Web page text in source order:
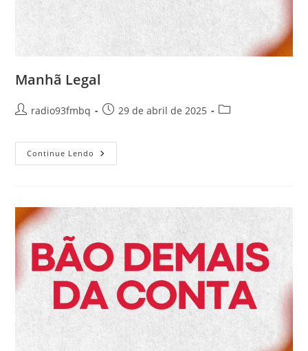
Manhã Legal
radio93fmbq 29 de abril de 2025
Continue Lendo